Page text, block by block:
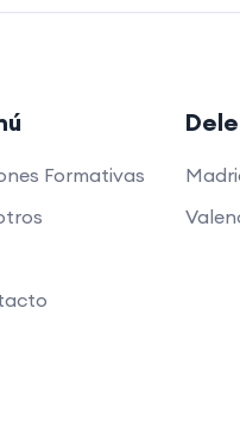
Formativas